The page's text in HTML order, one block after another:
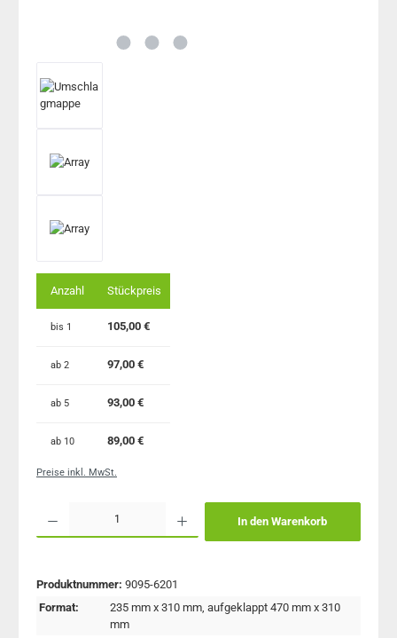
Anzahl Stückpreis
bis 1 105,00 €
ab 2 97,00 €
ab 5 93,00 €
ab 10 89,00 €
Preise inkl. MwSt.
In den Warenkorb
Produktnummer: 9095-6201
Format:
235 mm x 310 mm, aufgeklappt 470 mm x 310
mm